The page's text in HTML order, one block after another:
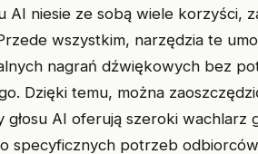
AI niesie ze sobą wiele korzyści,
wszystkim, narzędzia te
nagrań dźwiękowych bez
Dzięki temu, można
AI oferują szeroki wachlarz
specyficznych potrzeb